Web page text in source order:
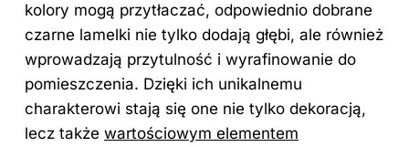
kolory mogą przytłaczać, odpowiednio dobrane
czarne lamelki nie tylko dodają głębi, ale również
wprowadzają przytulność i wyrafinowanie do
pomieszczenia. Dzięki ich unikalnemu
charakterowi stają się one nie tylko dekoracją,
lecz także wartościowym elementem